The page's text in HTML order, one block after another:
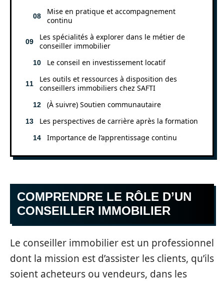
Mise en pratique et accompagnement
continu
Les spécialités à explorer dans le métier de
conseiller immobilier
Le conseil en investissement locatif
Les outils et ressources à disposition des
conseillers immobiliers chez SAFTI
(À suivre) Soutien communautaire
Les perspectives de carrière après la formation
Importance de l’apprentissage continu
COMPRENDRE LE RÔLE D’UN
CONSEILLER IMMOBILIER
Le conseiller immobilier est un professionnel
dont la mission est d’assister les clients, qu’ils
soient acheteurs ou vendeurs, dans les